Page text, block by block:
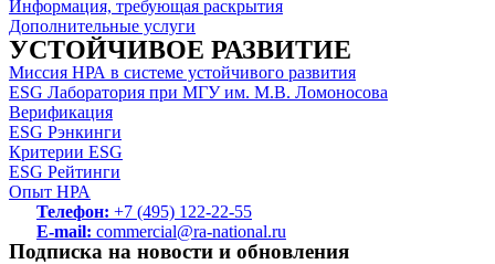
Информация, требующая раскрытия
Дополнительные услуги
УСТОЙЧИВОЕ РАЗВИТИЕ
Миссия НРА в системе устойчивого развития
ESG Лаборатория при МГУ им. М.В. Ломоносова
Верификация
ESG Рэнкинги
Критерии ESG
ESG Рейтинги
Опыт НРА
Телефон: +7 (495) 122-22-55
E-mail: commercial@ra-national.ru
Подписка на новости и обновления